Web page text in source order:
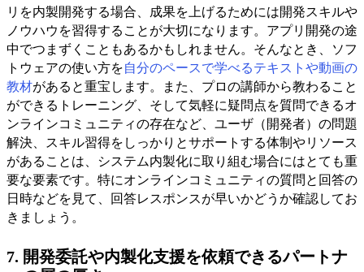
リを内製開発する場合、成果を上げるためには開発スキルや
ノウハウを習得することが大切になります。アプリ開発の途
中でつまずくこともあるかもしれません。そんなとき、ソフ
トウェアの使い方を自分のペースで学べるテキストや動画の
教材があると重宝します。また、プロの講師から教わること
ができるトレーニング、そして気軽に疑問点を質問できるオ
ンラインコミュニティの存在など、ユーザ（開発者）の問題
解決、スキル習得をしっかりとサポートする体制やリソース
があることは、システム内製化に取り組む場合にはとても重
要な要素です。特にオンラインコミュニティの質問と回答の
日時などを見て、回答レスポンスが早いかどうか確認してお
きましょう。
7. 開発委託や内製化支援を依頼できるパートナ